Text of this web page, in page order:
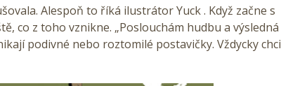
Alespoň to říká ilustrátor Yuck . Když začne s
co z toho vznikne. „Poslouchám hudbu a výsledná
podivné nebo roztomilé postavičky. Vždycky chci